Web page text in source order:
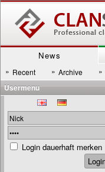
News
» Recent » Archive »
Usermenu
Login dauerhaft merken